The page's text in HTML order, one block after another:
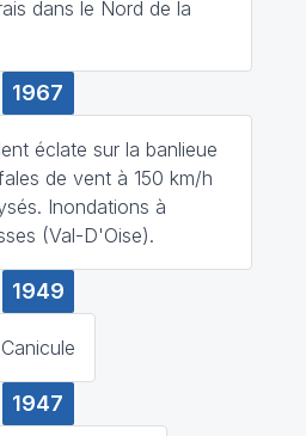
dans le Nord de la
1967
éclate sur la banlieue
de vent à 150 km/h
Inondations à
(Val-D'Oise).
1949
Canicule
1947